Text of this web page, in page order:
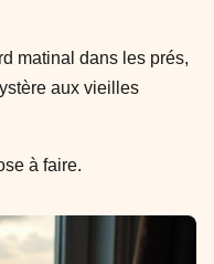
matinal dans les prés,
aux vieilles
à faire.